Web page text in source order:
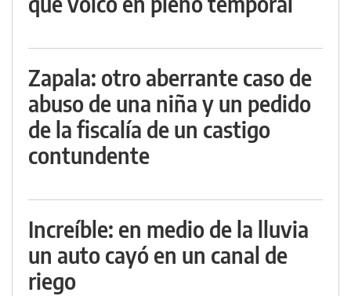
Zapala: otro aberrante caso de
abuso de una niña y un pedido
de la fiscalía de un castigo
contundente
Increíble: en medio de la lluvia
un auto cayó en un canal de
riego